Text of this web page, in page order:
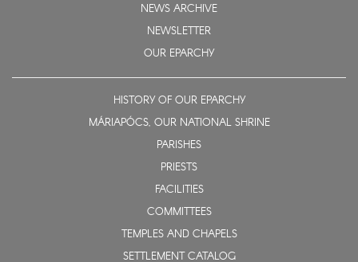
NEWS ARCHIVE
NEWSLETTER
OUR EPARCHY
HISTORY OF OUR EPARCHY
MÁRIAPÓCS, OUR NATIONAL SHRINE
PARISHES
PRIESTS
FACILITIES
COMMITTEES
TEMPLES AND CHAPELS
SETTLEMENT CATALOG